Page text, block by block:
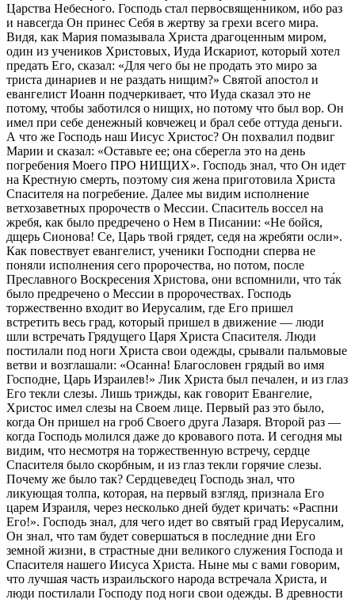
Царства Небесного. Господь стал первосвященником, ибо раз
и навсегда Он принес Себя в жертву за грехи всего мира.
Видя, как Мария помазывала Христа драгоценным миром,
один из учеников Христовых, Иуда Искариот, который хотел
предать Его, сказал: «Для чего бы не продать это миро за
триста динариев и не раздать нищим?» Святой апостол и
евангелист Иоанн подчеркивает, что Иуда сказал это не
потому, чтобы заботился о нищих, но потому что был вор. Он
имел при себе денежный ковчежец и брал себе оттуда деньги.
А что же Господь наш Иисус Христос? Он похвалил подвиг
Марии и сказал: «Оставьте ее; она сберегла это на день
погребения Моего ПРО НИЩИХ». Господь знал, что Он идет
на Крестную смерть, поэтому сия жена приготовила Христа
Спасителя на погребение. Далее мы видим исполнение
ветхозаветных пророчеств о Мессии. Спаситель воссел на
жребя, как было предречено о Нем в Писании: «Не бойся,
дщерь Сионова! Се, Царь твой грядет, седя на жребяти осли».
Как повествует евангелист, ученики Господни сперва не
поняли исполнения сего пророчества, но потом, после
Преславного Воскресения Христова, они вспомнили, что та́к
было предречено о Мессии в пророчествах. Господь
торжественно входит во Иерусалим, где Его пришел
встретить весь град, который пришел в движение — люди
шли встречать Грядущего Царя Христа Спасителя. Люди
постилали под ноги Христа свои одежды, срывали пальмовые
ветви и возглашали: «Осанна! Благословен грядый во имя
Господне, Царь Израилев!» Лик Христа был печален, и из глаз
Его текли слезы. Лишь трижды, как говорит Евангелие,
Христос имел слезы на Своем лице. Первый раз это было,
когда Он пришел на гроб Своего друга Лазаря. Второй раз —
когда Господь молился даже до кровавого пота. И сегодня мы
видим, что несмотря на торжественную встречу, сердце
Спасителя было скорбным, и из глаз текли горячие слезы.
Почему же было так? Сердцеведец Господь знал, что
ликующая толпа, которая, на первый взгляд, признала Его
царем Израиля, через несколько дней будет кричать: «Распни
Его!». Господь знал, для чего идет во святый град Иерусалим,
Он знал, что там будет совершаться в последние дни Его
земной жизни, в страстные дни великого служения Господа и
Спасителя нашего Иисуса Христа. Ныне мы с вами говорим,
что лучшая часть израильского народа встречала Христа, и
люди постилали Господу под ноги свои одежды. В древности